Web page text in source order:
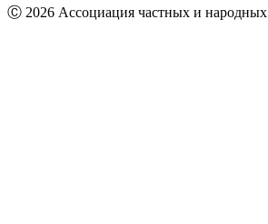
Ⓒ 2026 Ассоциация частных и народных